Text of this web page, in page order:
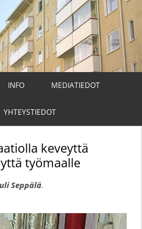
ammattilehti
Siirry
sisältöön
INFO MEDIATIEDOT
YHTEYSTIEDOT
keveyttä
työmaalle
Seppälä.